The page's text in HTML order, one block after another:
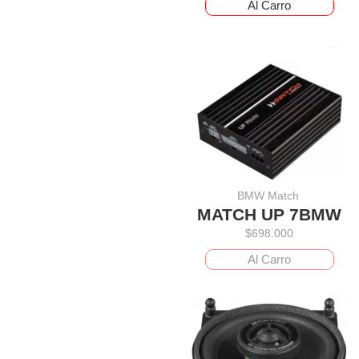
Al Carro
BMW Match
MATCH UP 7BMW
$698.000
Al Carro